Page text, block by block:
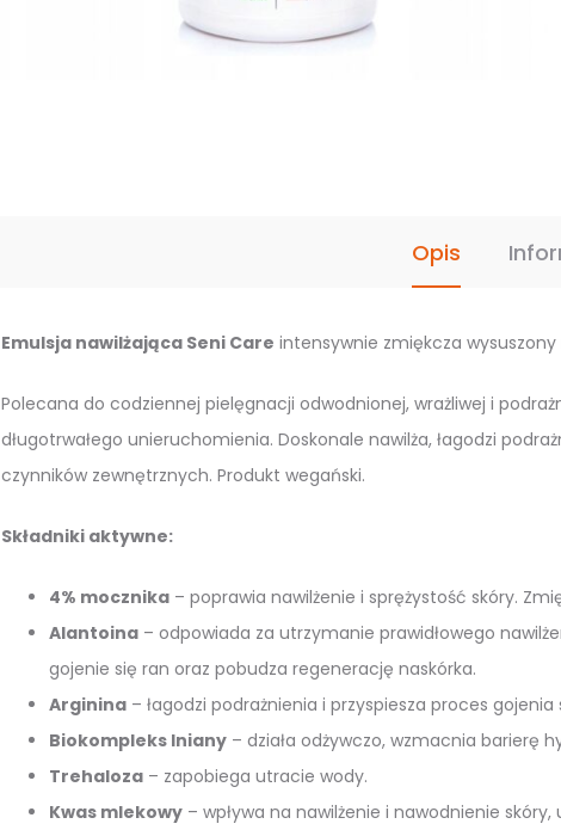
Opis
Emulsja nawilżająca Seni Care intensywnie zmiękcza wysuszony
Polecana do codziennej pielęgnacji odwodnionej, wrażliwej i
długotrwałego unieruchomienia. Doskonale nawilża, łagodzi
czynników zewnętrznych. Produkt wegański.
Składniki aktywne:
4% mocznika– poprawia nawilżenie i sprężystość skóry.
Alantoina– odpowiada za utrzymanie prawidłowego
gojenie się ran oraz pobudza regenerację naskórka.
Arginina– łagodzi podrażnienia i przyspiesza proces gojenia
Biokompleks lniany– działa odżywczo, wzmacnia barierę
Trehaloza– zapobiega utracie wody.
Kwas mlekowy– wpływa na nawilżenie i nawodnienie